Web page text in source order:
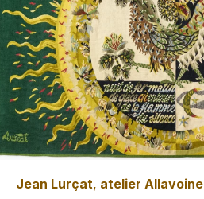
Jean Lurçat, atelier Allavoine